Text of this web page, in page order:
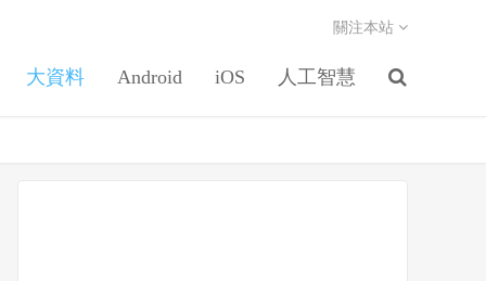
大資料 Android iOS 人工智慧
關注本站